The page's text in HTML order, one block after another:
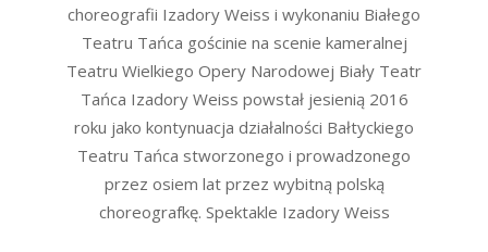
choreografii Izadory Weiss i wykonaniu Białego
Teatru Tańca gościnie na scenie kameralnej
Teatru Wielkiego Opery Narodowej Biały Teatr
Tańca Izadory Weiss powstał jesienią 2016
roku jako kontynuacja działalności Bałtyckiego
Teatru Tańca stworzonego i prowadzonego
przez osiem lat przez wybitną polską
choreografkę. Spektakle Izadory Weiss